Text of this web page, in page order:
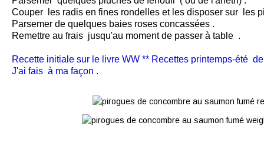
Couper les radis en fines rondelles et les disposer sur les
Parsemer de quelques baies roses concassées .
Remettre au frais jusqu'au moment de passer à table .
Recette initiale sur le livre WW ** Recettes printemps-été
J'ai fais à ma façon .